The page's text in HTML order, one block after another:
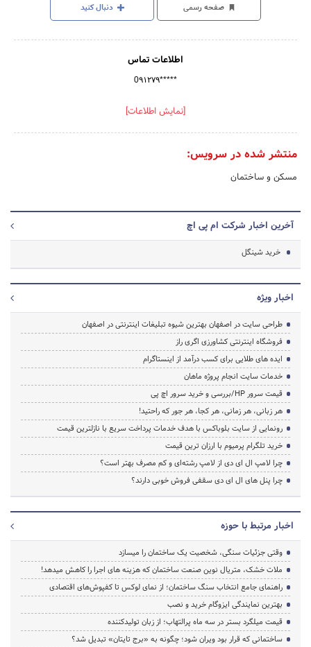
صفحه رسمی دنبال کنید
اطلاعات تماس
0۹۱۲۷۹*****
[نمایش اطلاعات]
منتشر شده در سرویس:
مسکن و ساختمان
آخرین اخبار شرکت ام پی اچ
خرید شینگل
اخبار ویژه
طراحی سایت در اصفهان بهترین شیوه تبلیغات اینترنتی در اصفهان
فروشگاه اینترنتی کشاورزی اگری راز
ایده های طلایی برای کسب درآمد از اینستاگرام
خدمات سایت انجام پروژه ماهان
قیمت سرور HP/بررسی و خرید سرور اچ پی
هر زبانی، هر زمانی، هر کجا، هر جور که راحتید!
رونمایی از سایت بلوباکس با هدف خدمات پرداخت سریع با نازلترین قیمت
خرید تلگرام پرمیوم با ارزان ترین قیمت
چرا لامپ ال ای دی از لامپ رشته‌ای و کم مصرف بهتر است؟
چرا پنل های ال ای دی سقفی فروش خوبی دارند؟
اخبار مرتبط با حوزه
وقتی جزئیات سنگی، شخصیت یک ساختمان را میسازد
ملات خشک، متریال نوین صنعت ساختمان که هزینه‌ های اجرا را کاهش میدهد!
راهنمای جامع انتخاب سنگ ساختمان؛ از نمای لوکس تا کفپوش‌های اقتصادی
بهترین نمایندگی ایزوگام خرید و نصب
قیمت میلگرد بستر در سه ماه پرالتهاب؛ از زبان تولیدکننده
ساختمانی که قرار بود ویران شود؛ چگونه به «برج تایتان» تبدیل شد؟